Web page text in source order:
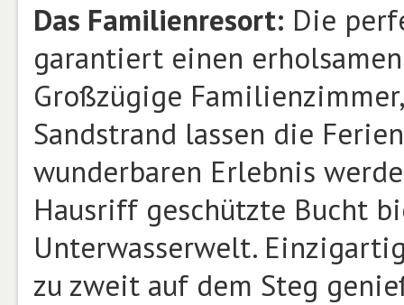
Das Familienresort: Die
garantiert einen
Großzügige
Sandstrand lassen die
wunderbaren Erlebnis
Hausriff geschützte Bucht
Unterwasserwelt.
zu zweit auf dem Steg